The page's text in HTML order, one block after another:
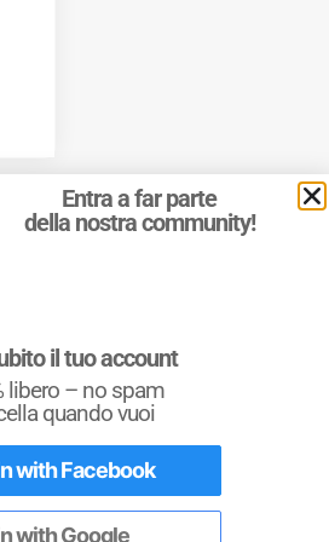
| P.IVA 03921390245
Policy|Cookie Policy
cookie
Vino
leRegioni del Vino d’Italiacon
, e le
Entra a far parte
della nostra community!
il tuo account
libero – no spam
quando vuoi
withFacebook
withGoogle